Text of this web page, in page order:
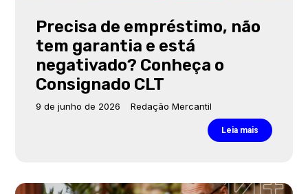
Precisa de empréstimo, não
tem garantia e está
negativado? Conheça o
Consignado CLT
9 de junho de 2026 Redação Mercantil
Leia mais